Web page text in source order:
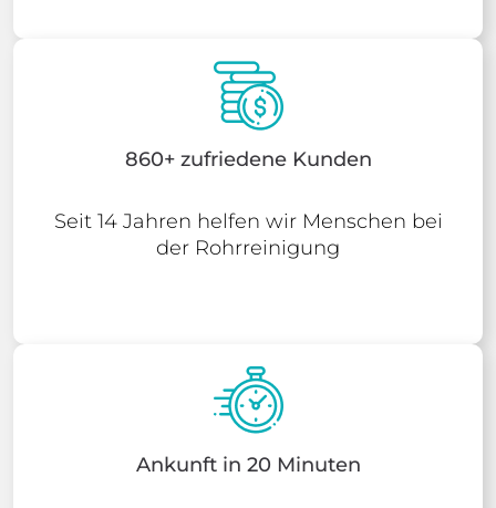
860+ zufriedene Kunden
Seit 14 Jahren helfen wir Menschen bei
der Rohrreinigung
Ankunft in 20 Minuten